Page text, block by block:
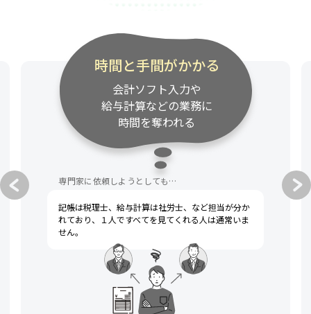
時間と手間がかかる
会計ソフト入力や
給与計算などの業務に
時間を奪われる
専門家に依頼しようとしても…
記帳は税理士、給与計算は社労士、など担当が分か
れており、１人ですべてを見てくれる人は通常いま
せん。